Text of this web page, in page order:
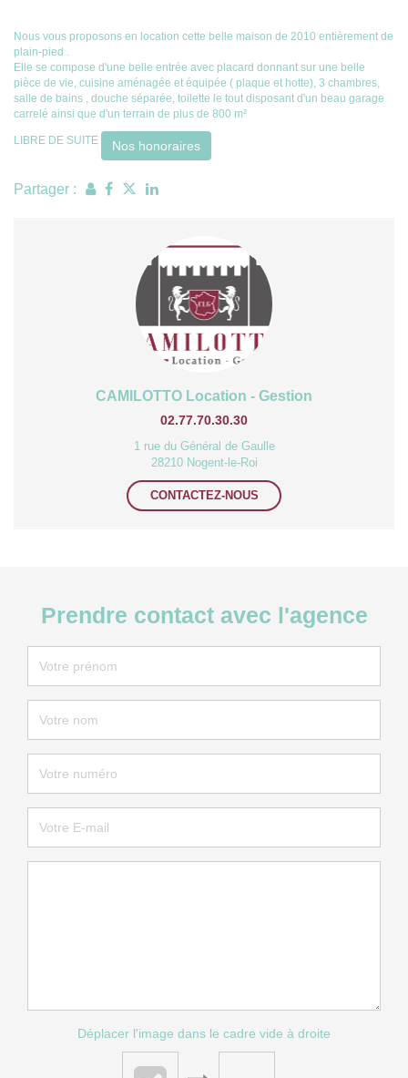
Nous vous proposons en location cette belle maison de 2010 entièrement de
plain-pied .
Elle se compose d'une belle entrée avec placard donnant sur une belle
pièce de vie, cuisine aménagée et équipée ( plaque et hotte), 3 chambres,
salle de bains , douche séparée, toilette le tout disposant d'un beau garage
carrelé ainsi que d'un terrain de plus de 800 m²
LIBRE DE SUITE Nos honoraires
Partager :
CAMILOTTO Location - Gestion
02.77.70.30.30
1 rue du Général de Gaulle
28210 Nogent-le-Roi
CONTACTEZ-NOUS
Prendre contact avec l'agence
Déplacer l'image dans le cadre vide à droite